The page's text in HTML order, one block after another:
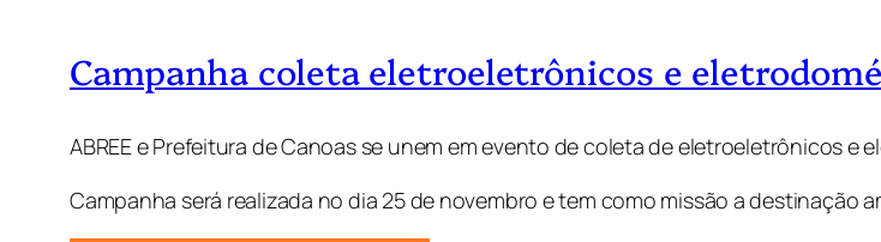
Campanha coleta eletroeletrônicos e
ABREE e Prefeitura de Canoas se unem em evento de coleta de eletroeletrônicos
Campanha será realizada no dia 25 de novembro e tem como missão a